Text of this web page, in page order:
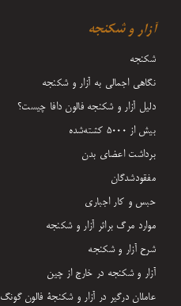
آزار و شکنجه
شکنجه
نگاهی اجمالی به آزار و شکنجه
دلیل آزار و شکنجه فالون دافا چیست؟
بیش از 5000 کشته‌شده
برداشت اعضای بدن
مفقودشدگان
حبس و کار اجباری
موارد مرگ براثر آزار و شکنجه
شرح آزار و شکنجه
آزار و شکنجه در خارج از چین
عاملان درگیر در آزار و شکنجۀ فالون گونگ